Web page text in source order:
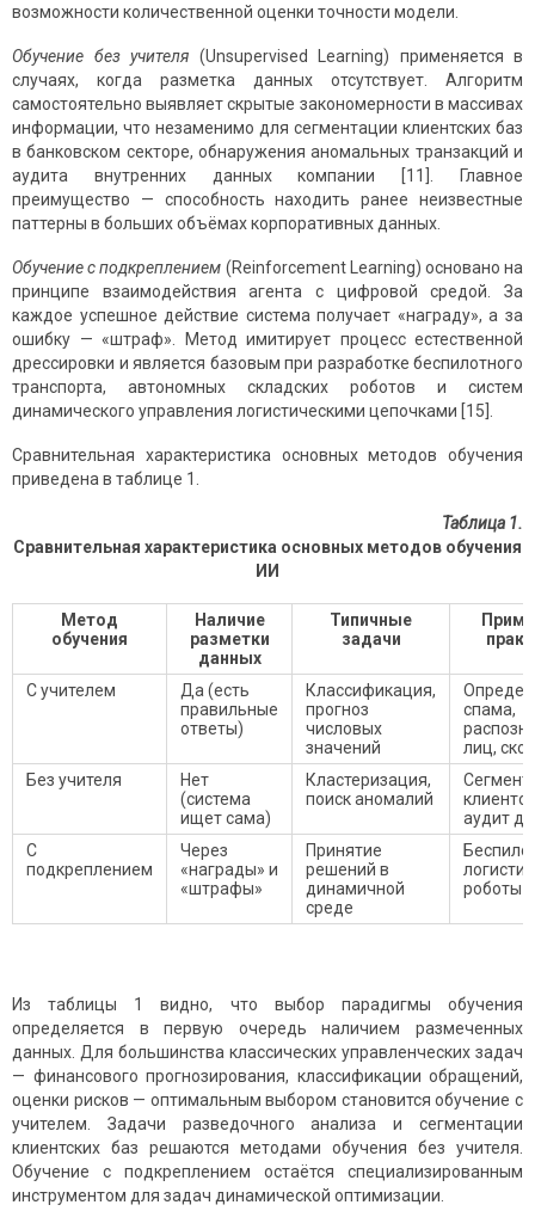
возможности количественной оценки точности модели.
Обучение без учителя (Unsupervised Learning) применяется в
случаях, когда разметка данных отсутствует. Алгоритм
самостоятельно выявляет скрытые закономерности в массивах
информации, что незаменимо для сегментации клиентских баз
в банковском секторе, обнаружения аномальных транзакций и
аудита внутренних данных компании [11]. Главное
преимущество — способность находить ранее неизвестные
паттерны в больших объёмах корпоративных данных.
Обучение с подкреплением (Reinforcement Learning) основано на
принципе взаимодействия агента с цифровой средой. За
каждое успешное действие система получает «награду», а за
ошибку — «штраф». Метод имитирует процесс естественной
дрессировки и является базовым при разработке беспилотного
транспорта, автономных складских роботов и систем
динамического управления логистическими цепочками [15].
Сравнительная характеристика основных методов обучения
приведена в таблице 1.
Таблица 1.
Сравнительная характеристика основных методов обучения
ИИ
Метод
обучения
Наличие
разметки
данных
Типичные
задачи
С учителем
Да (есть
правильные
ответы)
Классификация,
прогноз
числовых
значений
спама,
лиц,
Без учителя
Нет
(система
ищет сама)
Кластеризация,
поиск аномалий
аудит
С
подкреплением
Через
«награды» и
«штрафы»
Принятие
решений в
динамичной
среде
роботы
Из таблицы 1 видно, что выбор парадигмы обучения
определяется в первую очередь наличием размеченных
данных. Для большинства классических управленческих задач
— финансового прогнозирования, классификации обращений,
оценки рисков — оптимальным выбором становится обучение с
учителем. Задачи разведочного анализа и сегментации
клиентских баз решаются методами обучения без учителя.
Обучение с подкреплением остаётся специализированным
инструментом для задач динамической оптимизации.